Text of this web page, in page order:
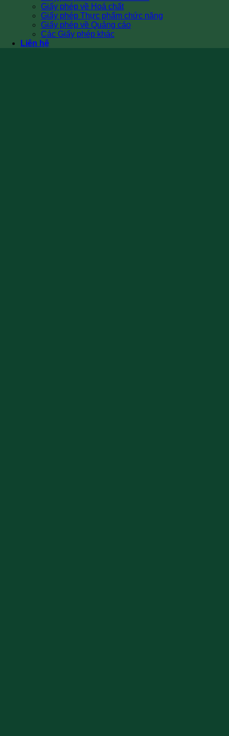
Giấy phép về Hoá chất
Giấy phép Thực phẩm chức năng
Giấy phép về Quảng cáo
Các Giấy phép khác
Liên hệ